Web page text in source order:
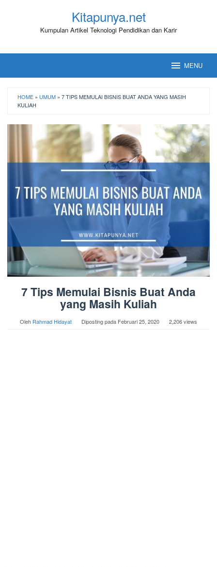
Kitapunya.net
Kumpulan Artikel Teknologi Pendidikan dan Karir
MENU
HOME » UMUM » 7 TIPS MEMULAI BISNIS BUAT ANDA YANG MASIH
KULIAH
7 Tips Memulai Bisnis Buat Anda
yang Masih Kuliah
Oleh Rahmad Hidayat Diposting pada Februari 25, 2020 2,206 views